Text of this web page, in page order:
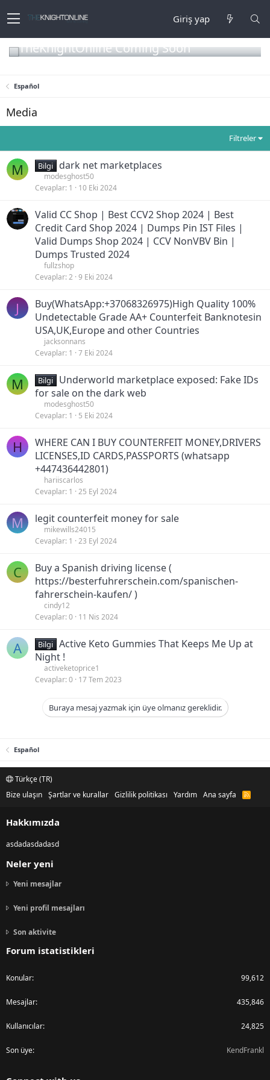
Giriş yap
TheKnightOnline Coming Soon
Español
Media
Filtreler
M Bilgi dark net marketplaces
modesghost50
Cevaplar 1 10 Eki 2024
Valid CC Shop | Best CCV2 Shop 2024 | Best
Credit Card Shop 2024 | Dumps Pin IST Files |
Valid Dumps Shop 2024 | CCV NonVBV Bin |
Dumps Trusted 2024
fullzshop
Cevaplar 2 9 Eki 2024
J
Buy(WhatsApp:+37068326975)High Quality 100%
Undetectable Grade AA+ Counterfeit Banknotesin
USA,UK,Europe and other Countries
jacksonnans
Cevaplar 1 7 Eki 2024
M Bilgi
Underworld marketplace exposed: Fake IDs
for sale on the dark web
modesghost50
Cevaplar 1 5 Eki 2024
H
WHERE CAN I BUY COUNTERFEIT MONEY,DRIVERS
LICENSES,ID CARDS,PASSPORTS (‪whatsapp
+447436442801)
hariiscarlos
Cevaplar 1 25 Eyl 2024
M legit counterfeit money for sale
mikewills24015
Cevaplar 1 23 Eyl 2024
C
Buy a Spanish driving license (
https://besterfuhrerschein.com/spanischen-
fahrerschein-kaufen/ )
cindy12
Cevaplar 0 11 Nis 2024
A Bilgi Active Keto Gummies That Keeps Me Up at
Night !
activeketoprice1
Cevaplar 0 17 Tem 2023
Buraya mesaj yazmak için üye olmanız gereklidir.
Español
Türkçe (TR)
Bize ulaşın Şartlar ve kurallar Gizlilik politikası Yardım Ana sayfa
R
Hakkımızda
asdadasdadasd
Neler yeni
Yeni mesajlar
Yeni profil mesajları
Son aktivite
Forum istatistikleri
Konular 99,612
Mesajlar 435,846
Kullanıcılar 24,825
Son üye KendFrankl